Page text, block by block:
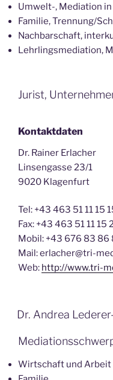
Umwelt-, Mediation
Familie, Trennung/
Nachbarschaft,
Lehrlingsmediation,
Jurist,
Kontaktdaten
Dr. Rainer Erlacher
Linsengasse 23/1
9020 Klagenfurt
Tel: +43 463 51 11 15
Fax: +43 463 51 11 15
Mobil: +43 676 83 86
Mail: erlacher@tri-
Web: http://www.tri-
Dr. Andrea
Wirtschaft und Arbeit